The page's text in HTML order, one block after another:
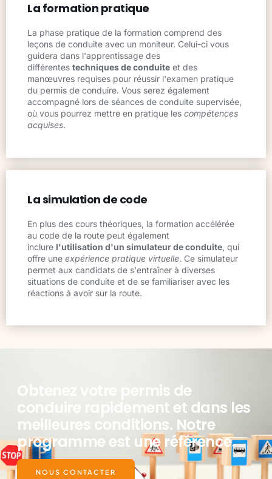
La formation pratique
La phase pratique de la formation comprend des
leçons de conduite avec un moniteur. Celui-ci vous
guidera dans l'apprentissage des
différentes techniques de conduite et des
manœuvres requises pour réussir l'examen pratique
du permis de conduire. Vous serez également
accompagné lors de séances de conduite supervisée,
où vous pourrez mettre en pratique les compétences
acquises.
La simulation de code
En plus des cours théoriques, la formation accélérée
au code de la route peut également
inclure l'utilisation d'un simulateur de conduite, qui
offre une expérience pratique virtuelle. Ce simulateur
permet aux candidats de s'entraîner à diverses
situations de conduite et de se familiariser avec les
réactions à avoir sur la route.
Obtenez votre permis de
conduire rapidement et dans les
meilleures conditions. Notre
programme est une référence.
NOUS CONTACTER